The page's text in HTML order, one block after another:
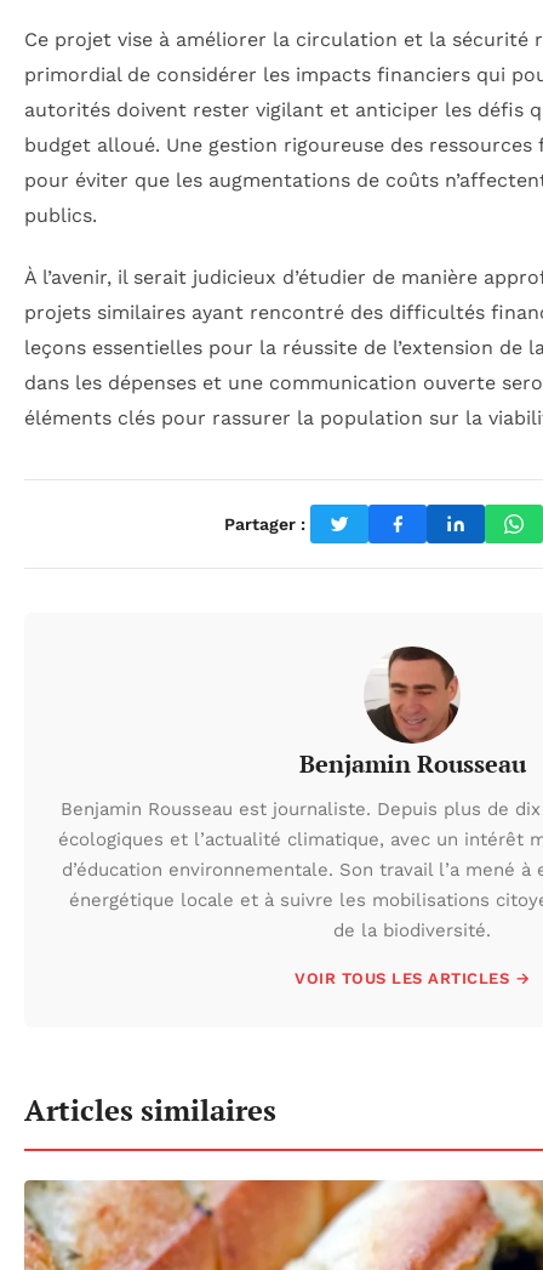
Ce projet vise à améliorer la circulation et la sécurité
primordial de considérer les impacts financiers qui
autorités doivent rester vigilant et anticiper les défis
budget alloué. Une gestion rigoureuse des
pour éviter que les augmentations de coûts
publics.
À l’avenir, il serait judicieux d’étudier de manière
projets similaires ayant rencontré des difficultés
leçons essentielles pour la réussite de l’extension de
dans les dépenses et une communication ouverte
éléments clés pour rassurer la population sur la
Partager :
Benjamin Rousseau
Benjamin Rousseau est journaliste. Depuis plus de
écologiques et l’actualité climatique, avec un intérêt
d’éducation environnementale. Son travail l’a mené
énergétique locale et à suivre les mobilisations
de la biodiversité.
VOIR TOUS LES ARTICLES →
Articles similaires